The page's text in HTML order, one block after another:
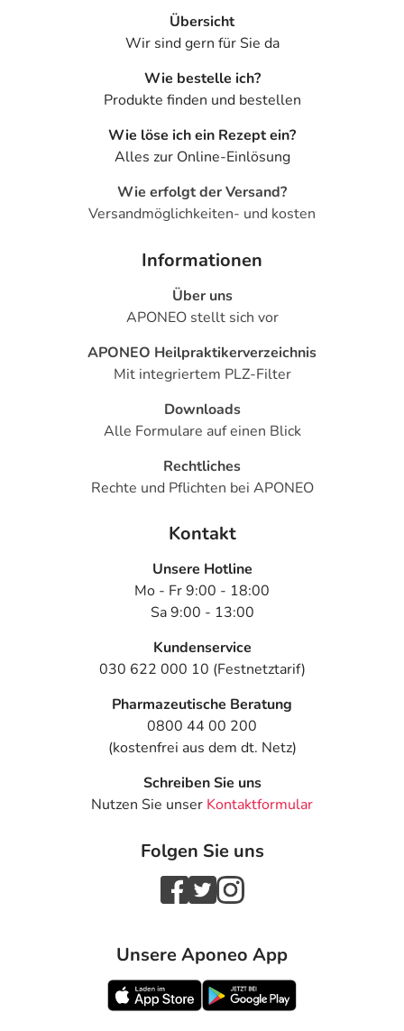
Übersicht
Wir sind gern für Sie da
Wie bestelle ich?
Produkte finden und bestellen
Wie löse ich ein Rezept ein?
Alles zur Online-Einlösung
Wie erfolgt der Versand?
Versandmöglichkeiten- und kosten
Informationen
Über uns
APONEO stellt sich vor
APONEO Heilpraktikerverzeichnis
Mit integriertem PLZ-Filter
Downloads
Alle Formulare auf einen Blick
Rechtliches
Rechte und Pflichten bei APONEO
Kontakt
Unsere Hotline
Mo - Fr 9:00 - 18:00
Sa 9:00 - 13:00
Kundenservice
030 622 000 10 (Festnetztarif)
Pharmazeutische Beratung
0800 44 00 200
(kostenfrei aus dem dt. Netz)
Schreiben Sie uns
Nutzen Sie unser Kontaktformular
Folgen Sie uns
Unsere Aponeo App